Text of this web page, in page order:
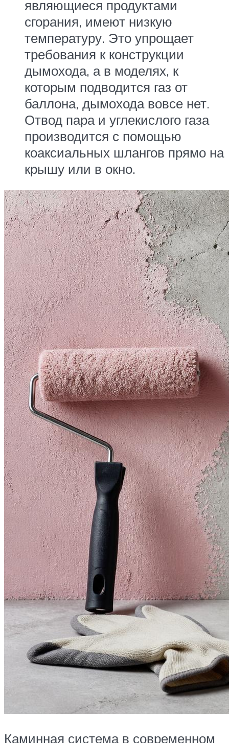
являющиеся продуктами
сгорания, имеют низкую
температуру. Это упрощает
требования к конструкции
дымохода, а в моделях, к
которым подводится газ от
баллона, дымохода вовсе нет.
Отвод пара и углекислого газа
производится с помощью
коаксиальных шлангов прямо на
крышу или в окно.
Каминная система в современном